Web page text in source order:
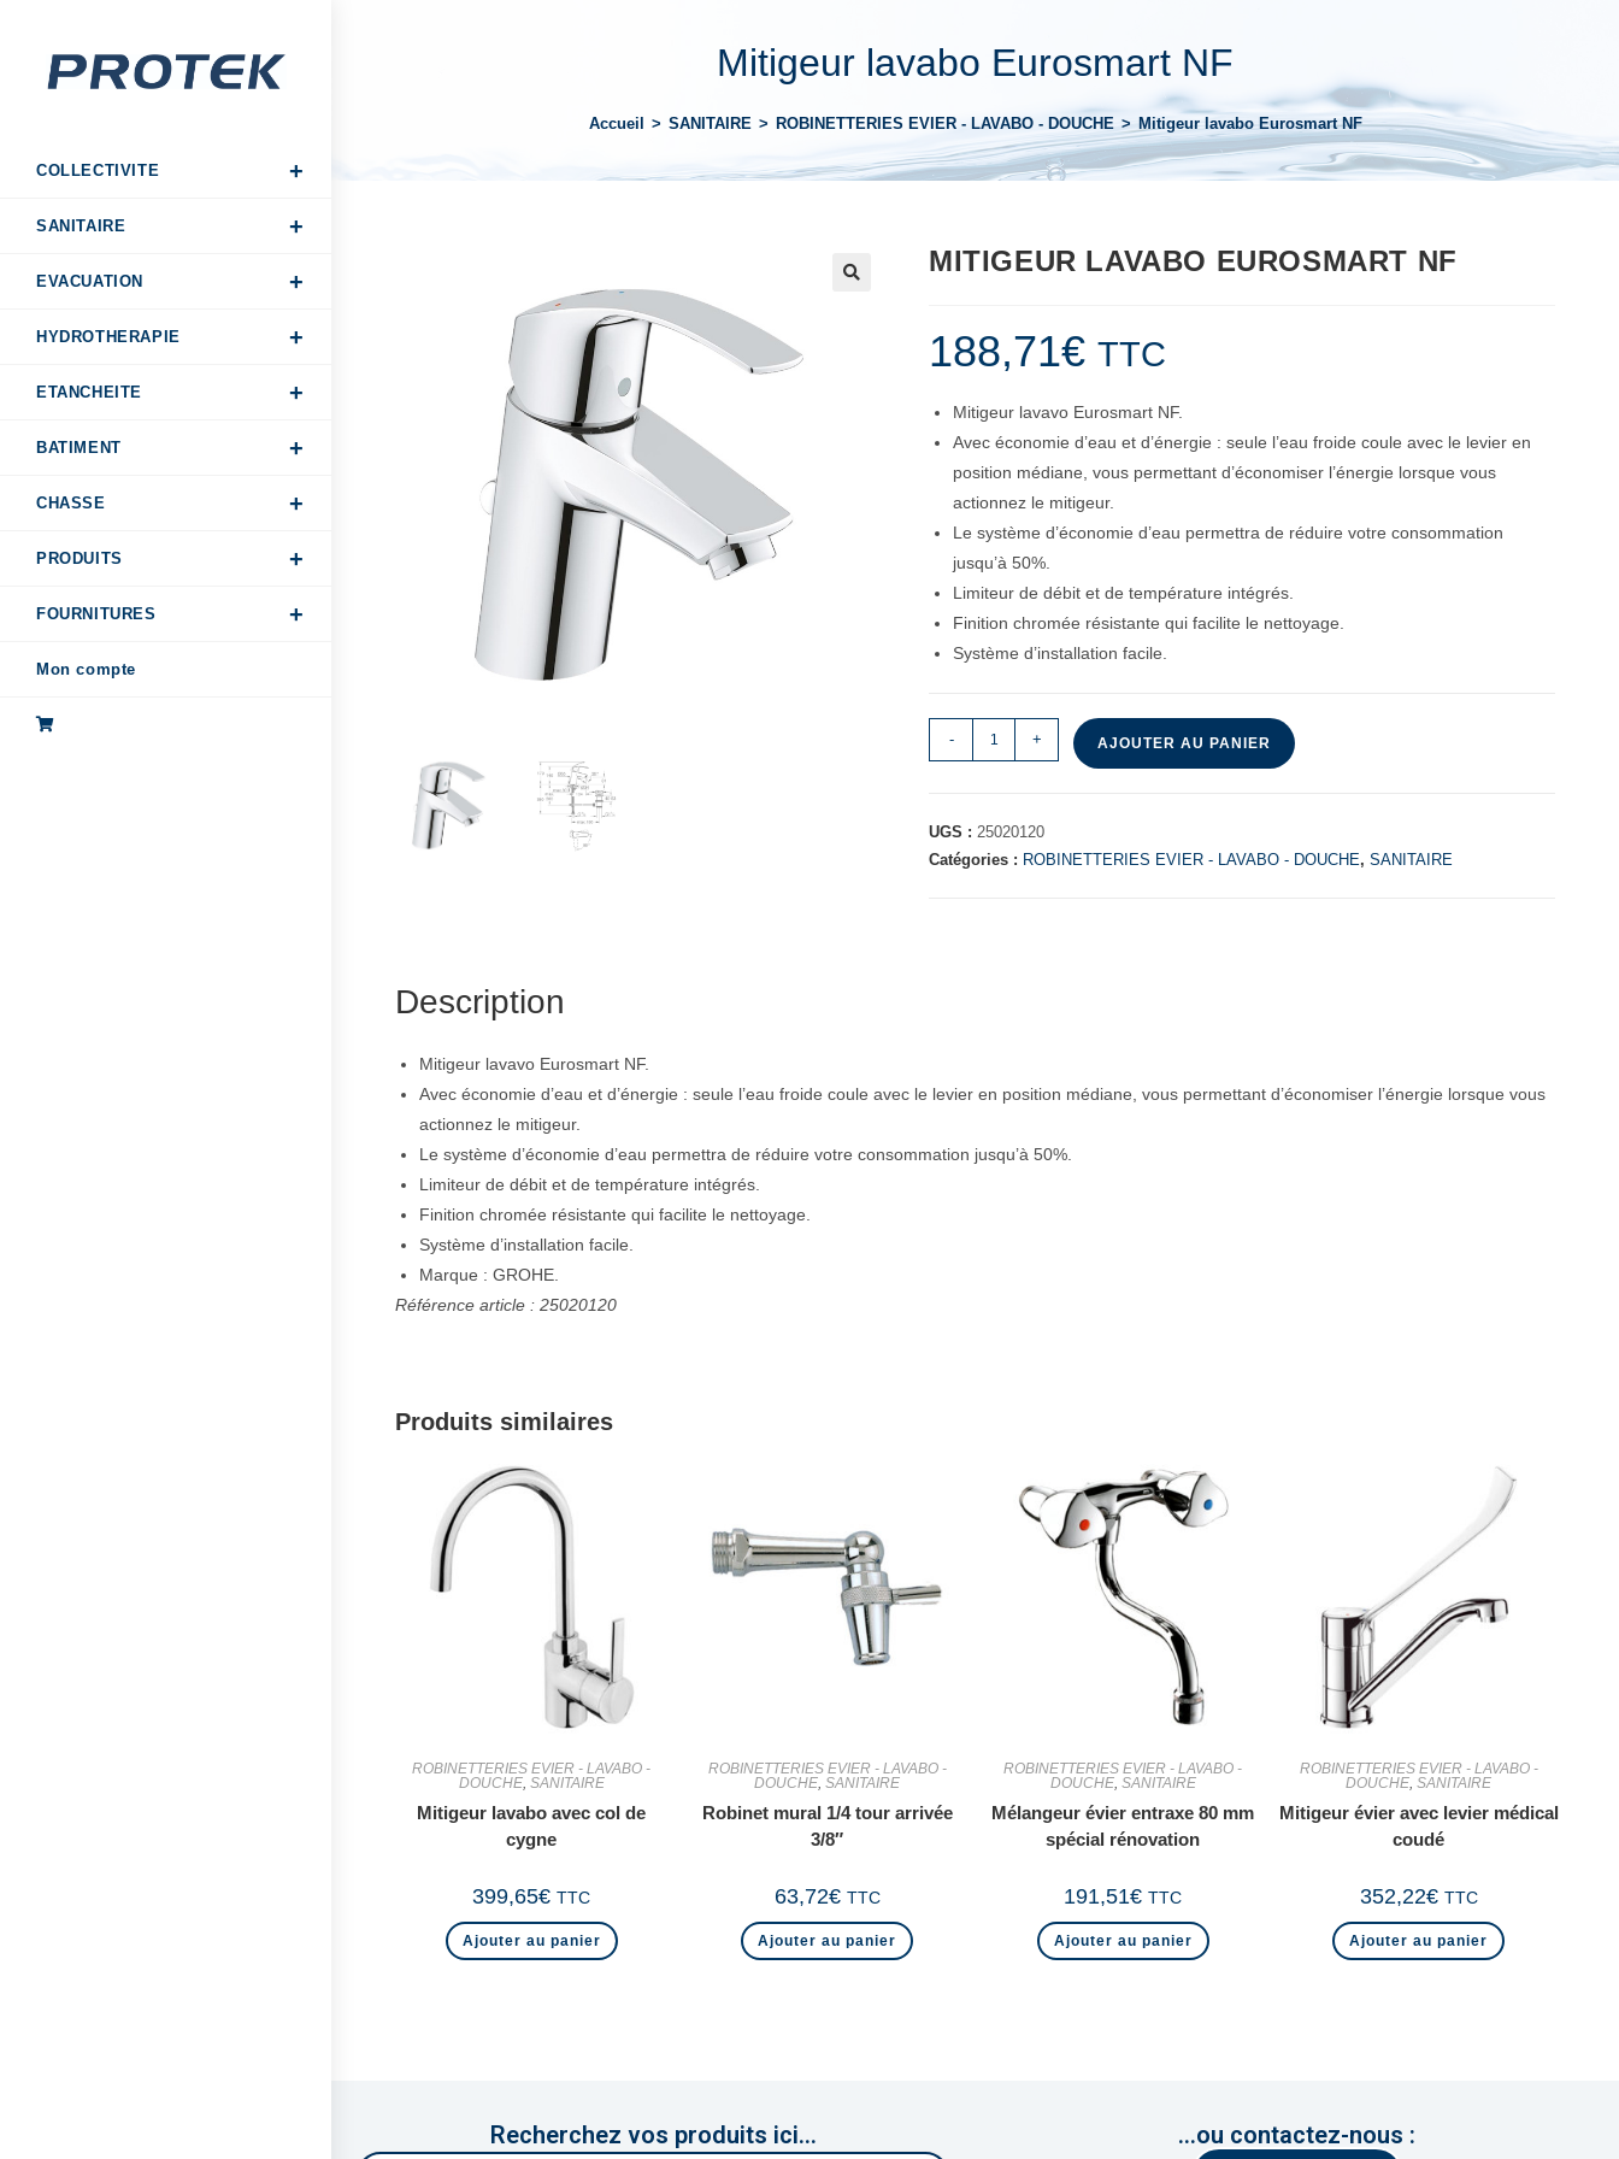
COLLECTIVITE
SANITAIRE
EVACUATION
HYDROTHERAPIE
ETANCHEITE
BATIMENT
CHASSE
PRODUITS
FOURNITURES
Mon compte
Mitigeur lavabo Eurosmart NF
Accueil > SANITAIRE > ROBINETTERIES EVIER - LAVABO - DOUCHE > Mitigeur lavabo Eurosmart NF
MITIGEUR LAVABO EUROSMART NF
188,71€ TTC
Mitigeur lavavo Eurosmart NF.
Avec économie d’eau et d’énergie : seule l’eau froide coule avec le levier en
position médiane, vous permettant d’économiser l’énergie lorsque vous
actionnez le mitigeur.
Le système d’économie d’eau permettra de réduire votre consommation
jusqu’à 50%.
Limiteur de débit et de température intégrés.
Finition chromée résistante qui facilite le nettoyage.
Système d’installation facile.
- + AJOUTER AU PANIER
UGS :25020120
Catégories : ROBINETTERIES EVIER - LAVABO - DOUCHE,SANITAIRE
Description
Mitigeur lavavo Eurosmart NF.
Avec économie d’eau et d’énergie : seule l’eau froide coule avec le levier en position médiane, vous permettant d’économiser l’énergie lorsque vous
actionnez le mitigeur.
Le système d’économie d’eau permettra de réduire votre consommation jusqu’à 50%.
Limiteur de débit et de température intégrés.
Finition chromée résistante qui facilite le nettoyage.
Système d’installation facile.
Marque : GROHE.
Référence article : 25020120
Produits similaires
ROBINETTERIES EVIER - LAVABO -
DOUCHE, SANITAIRE
Mitigeur lavabo avec col de
cygne
399,65€ TTC
Ajouter au panier
ROBINETTERIES EVIER - LAVABO -
DOUCHE,SANITAIRE
Robinet mural 1/4 tour arrivée
3/8″
63,72€ TTC
Ajouter au panier
ROBINETTERIES EVIER - LAVABO -
DOUCHE, SANITAIRE
Mélangeur évier entraxe 80 mm
spécial rénovation
191,51€ TTC
Ajouter au panier
ROBINETTERIES EVIER - LAVABO -
DOUCHE,SANITAIRE
Mitigeur évier avec levier médical
coudé
352,22€ TTC
Ajouter au panier
Recherchez vos produits ici... ...ou contactez-nous :